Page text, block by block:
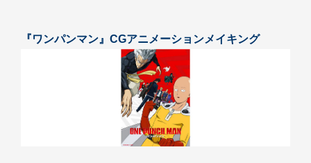
『ワンパンマン』CGアニメーションメイキング